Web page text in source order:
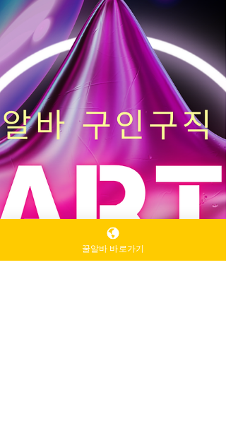
꾸준하다. 상권이 과도하게 한쪽으로 쏠리지 않아
장기 근무자 비율이 높은 것도 특징이다. 수원 유흥
알바의 수입 구조 수원 유흥알바의 수입은 기본 급
여(시급 또는 TC) 에 추가 수당(초이스, 팁, 연장
꿀알바 바로가기